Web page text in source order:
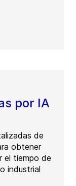
por IA
de
obtener
el tiempo de
industrial